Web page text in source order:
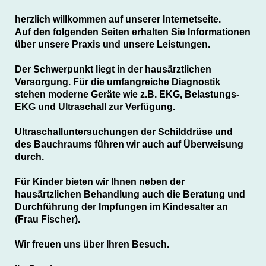
herzlich willkommen auf unserer Internetseite.
Auf den folgenden Seiten erhalten Sie Informationen
über unsere Praxis und unsere Leistungen.
Der Schwerpunkt liegt in der hausärztlichen
Versorgung. Für die umfangreiche Diagnostik
stehen moderne Geräte wie z.B. EKG, Belastungs-
EKG und Ultraschall zur Verfügung.
Ultraschalluntersuchungen der Schilddrüse und
des Bauchraums führen wir auch auf Überweisung
durch.
Für Kinder bieten wir Ihnen neben der
hausärtzlichen Behandlung auch die Beratung und
Durchführung der Impfungen im Kindesalter an
(Frau Fischer).
Wir freuen uns über Ihren Besuch.